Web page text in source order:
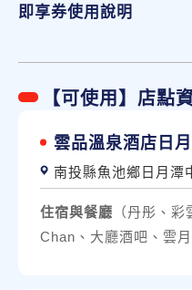
即享券使用說明
【可使用】店點
雲品溫泉酒店日
南投縣魚池鄉日月潭
住宿與餐廳 （丹彤、
Chan、大廳酒吧、雲月